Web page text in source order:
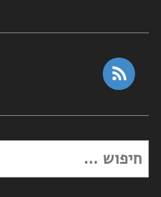
rss